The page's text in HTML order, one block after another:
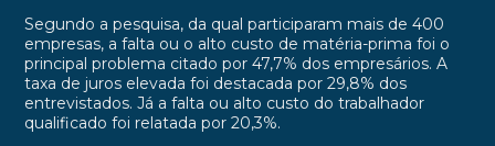
Segundo a pesquisa, da qual participaram mais de 400
empresas, a falta ou o alto custo de matéria-prima foi o
principal problema citado por 47,7% dos empresários. A
taxa de juros elevada foi destacada por 29,8% dos
entrevistados. Já a falta ou alto custo do trabalhador
qualificado foi relatada por 20,3%.